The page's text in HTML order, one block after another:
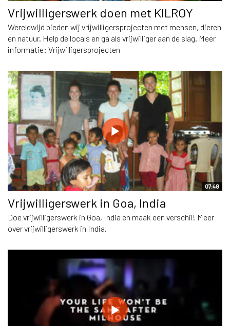
Vrijwilligerswerk doen met KILROY
Wereldwijd bieden wij vrijwilligersprojecten met mensen, dieren
en natuur. Help de locals en ga als vrijwilliger aan de slag. Meer
informatie: Vrijwilligersprojecten
07:48
Vrijwilligerswerk in Goa, India
Doe vrijwilligerswerk in Goa, India en maak een verschil! Meer
over vrijwilligerswerk in India.